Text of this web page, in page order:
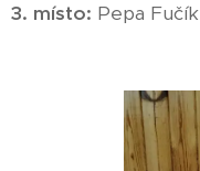
3. místo: Pepa Fučík